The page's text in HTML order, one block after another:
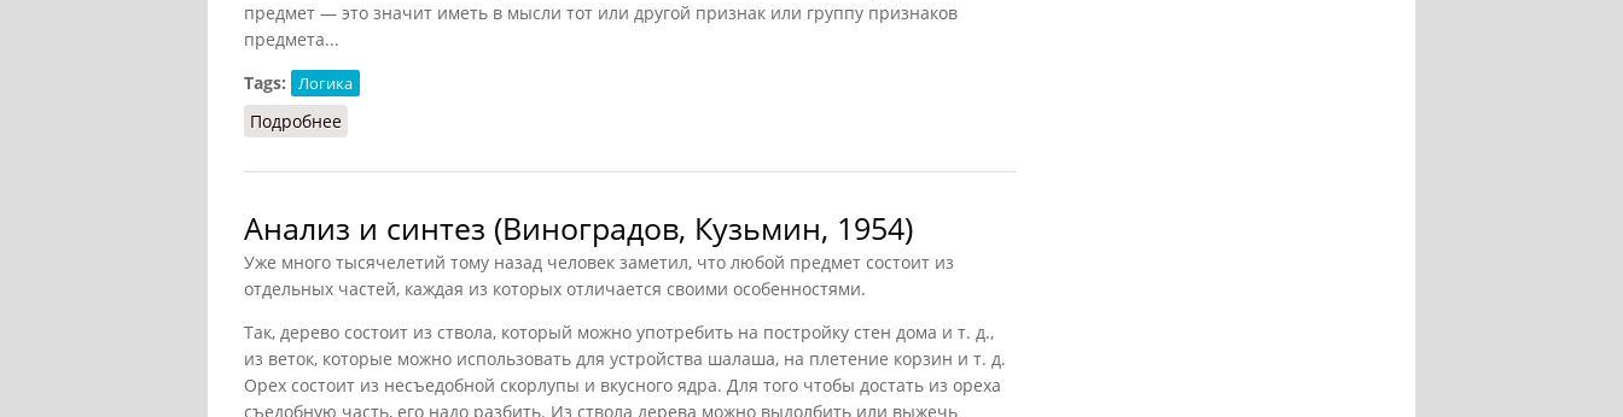
предмет — это значит иметь в мысли тот или другой признак или группу признаков
предмета...
Tags:
Логика
Подробнее
Анализ и синтез (Виноградов, Кузьмин, 1954)
Уже много тысячелетий тому назад человек заметил, что любой предмет состоит из
отдельных частей, каждая из которых отличается своими особенностями.
Так, дерево состоит из ствола, который можно употребить на постройку стен дома и т. д.,
из веток, которые можно использовать для устройства шалаша, на плетение корзин и т. д.
Орех состоит из несъедобной скорлупы и вкусного ядра. Для того чтобы достать из ореха
съедобную часть, его надо разбить. Из ствола дерева можно выдолбить или выжечь